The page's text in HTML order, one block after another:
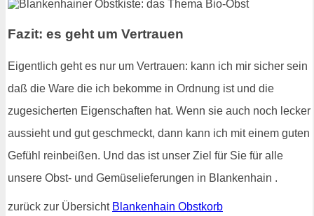
Fazit: es geht um Vertrauen
Eigentlich geht es nur um Vertrauen: kann ich mir sicher sein
daß die Ware die ich bekomme in Ordnung ist und die
zugesicherten Eigenschaften hat. Wenn sie auch noch lecker
aussieht und gut geschmeckt, dann kann ich mit einem guten
Gefühl reinbeißen. Und das ist unser Ziel für Sie für alle
unsere Obst- und Gemüselieferungen in Blankenhain .
zurück zur Übersicht Blankenhain Obstkorb